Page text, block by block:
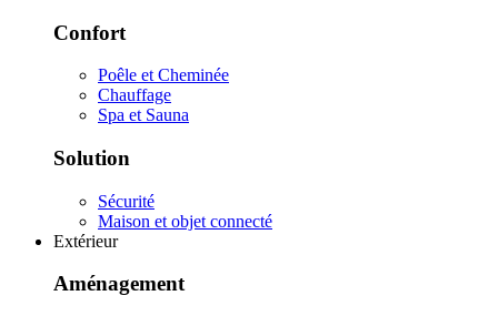
Confort
Poêle et Cheminée
Chauffage
Spa et Sauna
Solution
Sécurité
Maison et objet connecté
Extérieur
Aménagement